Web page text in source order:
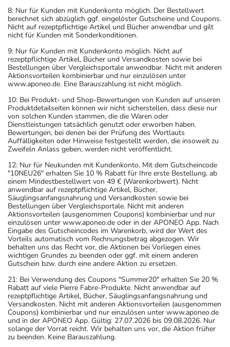
8: Nur für Kunden mit Kundenkonto möglich. Der Bestellwert
berechnet sich abzüglich ggf. eingelöster Gutscheine und Coupons.
Nicht auf rezeptpflichtige Artikel und Bücher anwendbar und gilt
nicht für Kunden mit Sonderkonditionen.
9: Nur für Kunden mit Kundenkonto möglich. Nicht auf
rezeptpflichtige Artikel, Bücher und Versandkosten sowie bei
Bestellungen über Vergleichsportale anwendbar. Nicht mit anderen
Aktionsvorteilen kombinierbar und nur einzulösen unter
www.aponeo.de. Eine Barauszahlung ist nicht möglich.
10: Bei Produkt- und Shop-Bewertungen von Kunden auf unseren
Produktdetailseiten können wir nicht sicherstellen, dass diese nur
von solchen Kunden stammen, die die Waren oder
Dienstleistungen tatsächlich genutzt oder erworben haben.
Bewertungen, bei denen bei der Prüfung des Wortlauts
Auffälligkeiten oder Hinweise festgestellt werden, die insoweit zu
Zweifeln Anlass geben, werden nicht veröffentlicht.
12: Nur für Neukunden mit Kundenkonto. Mit dem Gutscheincode
"10NEU26" erhalten Sie 10 % Rabatt für Ihre erste Bestellung, ab
einem Mindestbestellwert von 49 € (Warenkorbwert). Nicht
anwendbar auf rezeptpflichtige Artikel, Bücher,
Säuglingsanfangsnahrung und Versandkosten sowie bei
Bestellungen über Vergleichsportale. Nicht mit anderen
Aktionsvorteilen (ausgenommen Coupons) kombinierbar und nur
einzulösen unter www.aponeo.de oder in der APONEO App. Nach
Eingabe des Gutscheincodes im Warenkorb, wird der Wert des
Vorteils automatisch vom Rechnungsbetrag abgezogen. Wir
behalten uns das Recht vor, die Aktionen bei Vorliegen eines
wichtigen Grundes zu beenden oder ggf. mit einem anderen
Gutschein bzw. durch eine andere Aktion zu ersetzen.
21: Bei Verwendung des Coupons "Summer20" erhalten Sie 20 %
Rabatt auf viele Pierre Fabre-Produkte. Nicht anwendbar auf
rezeptpflichtige Artikel, Bücher, Säuglingsanfangsnahrung und
Versandkosten. Nicht mit anderen Aktionsvorteilen (ausgenommen
Coupons) kombinierbar und nur einzulösen unter www.aponeo.de
und in der APONEO App. Gültig: 27.07.2026 bis 09.08.2026. Nur
solange der Vorrat reicht. Wir behalten uns vor, die Aktion früher
zu beenden. Keine Barauszahlung.